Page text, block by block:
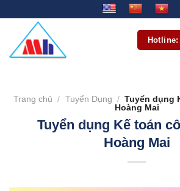
dung
Hotline:
Trang chủ / Tuyển Dụng / Tuyển dụng
Hoàng Mai
Tuyển dụng Kế toán
Hoàng Mai